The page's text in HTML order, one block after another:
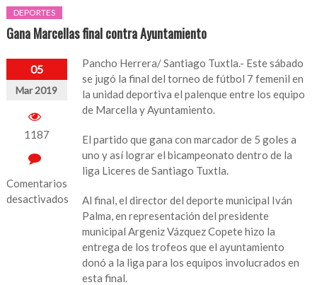
DEPORTES
Gana Marcellas final contra Ayuntamiento
05
Mar 2019
1187
Comentarios
desactivados
Pancho Herrera/ Santiago Tuxtla.- Este sábado
se jugó la final del torneo de fútbol 7 femenil en
la unidad deportiva el palenque entre los equipo
de Marcella y Ayuntamiento.
El partido que gana con marcador de 5 goles a
uno y así lograr el bicampeonato dentro de la
liga Liceres de Santiago Tuxtla.
Al final, el director del deporte municipal Iván
Palma, en representación del presidente
municipal Argeniz Vázquez Copete hizo la
entrega de los trofeos que el ayuntamiento
donó a la liga para los equipos involucrados en
esta final.